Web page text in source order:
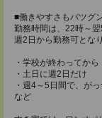
■働きやすさもバツグ
勤務時間は、22時～
週2日から勤務可とな
・学校が終わってから
・土日に週2日だけ
・週4～5日間で、が
など